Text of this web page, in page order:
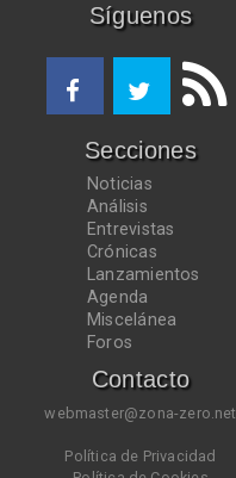
Síguenos
Secciones
Noticias
Análisis
Entrevistas
Crónicas
Lanzamientos
Agenda
Miscelánea
Foros
Contacto
webmaster@zona-zero.net
Política de Privacidad